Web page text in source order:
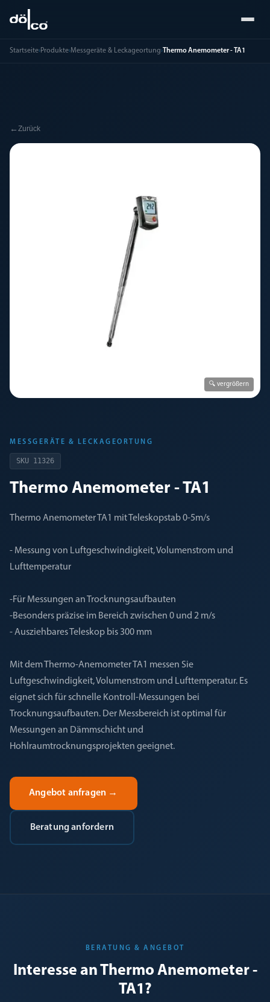
Startseite›Produkte›Messgeräte & Leckageortung›Thermo Anemometer - TA1
← Zurück
🔍 vergrößern
MESSGERÄTE & LECKAGEORTUNG
SKU 11326
Thermo Anemometer - TA1
Thermo Anemometer TA1 mit Teleskopstab 0-5m/s
- Messung von Luftgeschwindigkeit, Volumenstrom und
Lufttemperatur
-Für Messungen an Trocknungsaufbauten
-Besonders präzise im Bereich zwischen 0 und 2 m/s
- Ausziehbares Teleskop bis 300 mm
Mit dem Thermo-Anemometer TA1 messen Sie
Luftgeschwindigkeit, Volumenstrom und Lufttemperatur. Es
eignet sich für schnelle Kontroll-Messungen bei
Trocknungsaufbauten. Der Messbereich ist optimal für
Messungen an Dämmschicht und
Hohlraumtrocknungsprojekten geeignet.
Angebot anfragen →
Beratung anfordern
BERATUNG & ANGEBOT
Interesse an Thermo Anemometer -
TA1?